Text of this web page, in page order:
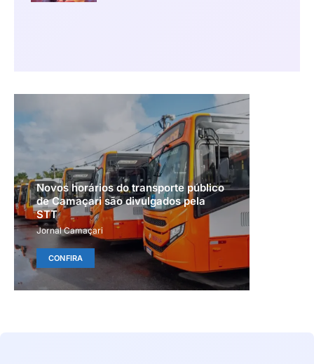
Novos horários do transporte público
de Camaçari são divulgados pela
STT
Jornal Camaçari
CONFIRA